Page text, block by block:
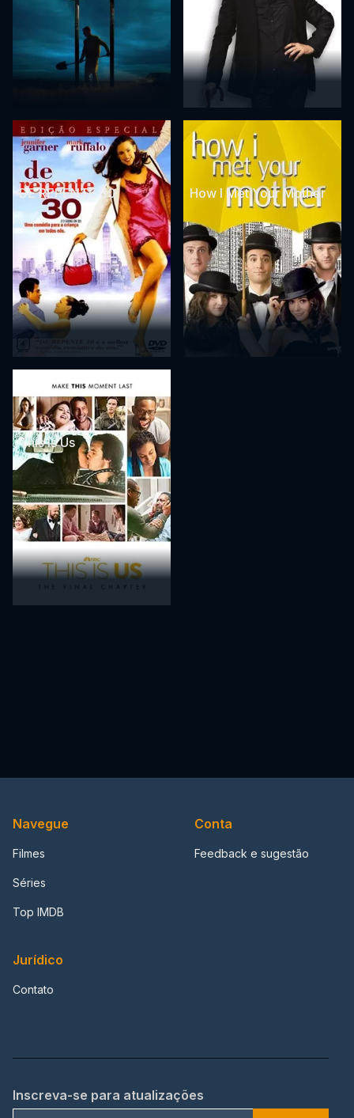
DE REPENTE 30 How I Met Your Mother
This Is Us
Navegue
Filmes
Séries
Top IMDB
Conta
Feedback e sugestão
Jurídico
Contato
Inscreva-se para atualizações